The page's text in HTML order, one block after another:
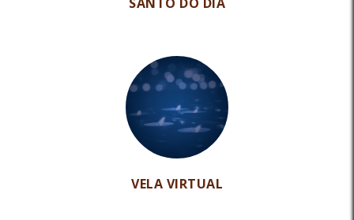
VELA VIRTUAL